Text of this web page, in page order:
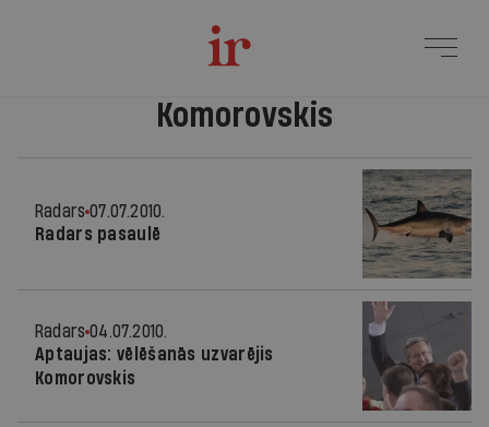
Komorovskis
Radars 07.07.2010.
Radars pasaulē
Radars 04.07.2010.
Aptaujas: vēlēšanās uzvarējis
Komorovskis